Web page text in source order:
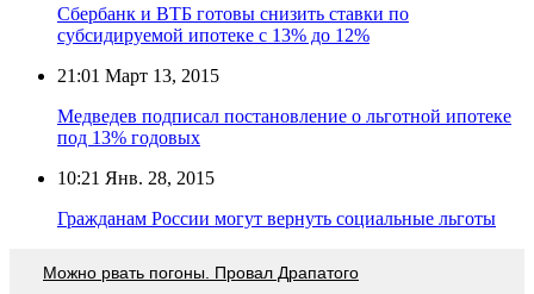
Сбербанк и ВТБ готовы снизить ставки по
субсидируемой ипотеке с 13% до 12%
21:01 Март 13, 2015
Медведев подписал постановление о льготной ипотеке
под 13% годовых
10:21 Янв. 28, 2015
Гражданам России могут вернуть социальные льготы
Можно рвать погоны. Провал Драпатого